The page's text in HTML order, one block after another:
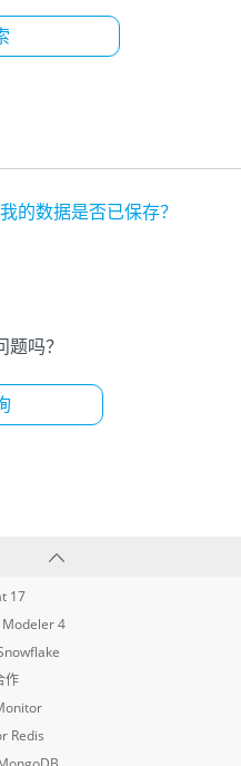
的数据是否已保存？
吗？
17
4
作
Redis